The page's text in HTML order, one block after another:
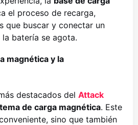
el proceso de recarga,
que buscar y conectar un
batería se agota.
magnética y la
destacados del Attack
de carga magnética. Este
sino que también